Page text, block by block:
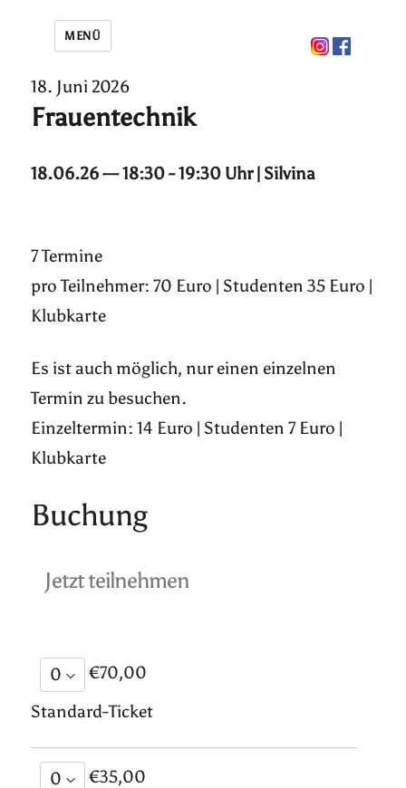
MENÜ
18. Juni 2026
Frauentechnik
18.06.26 — 18:30 - 19:30 Uhr | Silvina
7 Termine
pro Teilnehmer: 70 Euro | Studenten 35 Euro |
Klubkarte
Es ist auch möglich, nur einen einzelnen
Termin zu besuchen.
Einzeltermin: 14 Euro | Studenten 7 Euro |
Klubkarte
Buchung
Jetzt teilnehmen
€70,00
Standard-Ticket
€35,00